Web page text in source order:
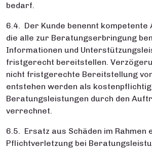
bedarf.
6.4. Der Kunde benennt kompetente
die alle zur Beratungserbringung
Informationen und
fristgerecht bereitstellen.
nicht fristgerechte Bereitstellung
entstehen werden als
Beratungsleistungen durch den
verrechnet.
6.5. Ersatz aus Schäden im Rahmen
Pflichtverletzung bei